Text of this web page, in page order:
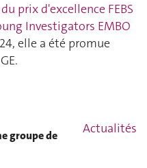
prix d'excellence FEBS
Investigators EMBO
elle a été promue
groupe de
Actualités